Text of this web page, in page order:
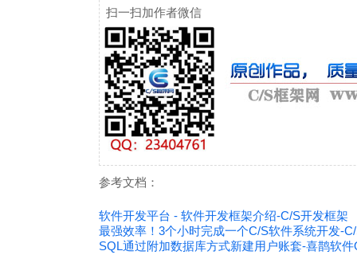
扫一扫加作者微信
参考文档：
软件开发平台 - 软件开发框架介绍-C/S开发框架
最强效率！3个小时完成一个C/S软件系统开发-
SQL通过附加数据库方式新建用户账套-喜鹊软